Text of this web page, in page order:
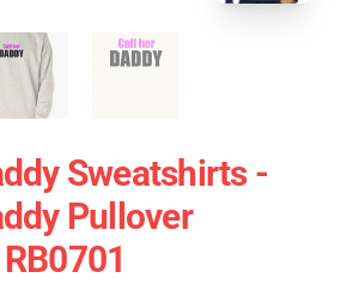
Sweatshirts -
Pullover